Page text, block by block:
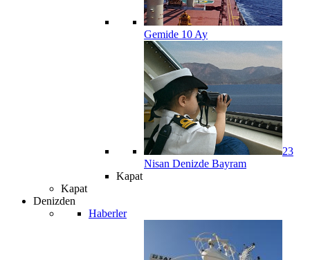
Gemide 10 Ay
23
Nisan Denizde Bayram
Kapat
Kapat
Denizden
Haberler